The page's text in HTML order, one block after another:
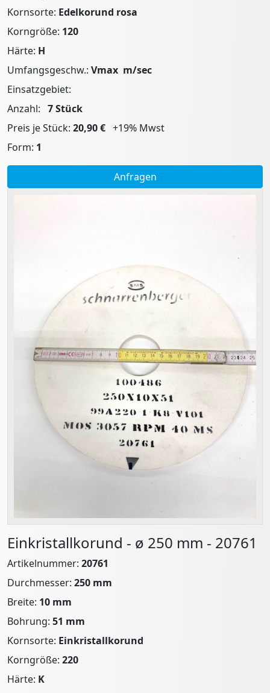
Kornsorte: Edelkorund rosa
Korngröße: 120
Härte: H
Umfangsgeschw.: Vmax m/sec
Einsatzgebiet:
Anzahl: 7Stück
Preis je Stück: 20,90 € +19% Mwst
Form: 1
Anfragen
Einkristallkorund - ø 250 mm - 20761
Artikelnummer: 20761
Durchmesser: 250 mm
Breite: 10 mm
Bohrung: 51 mm
Kornsorte: Einkristallkorund
Korngröße: 220
Härte: K